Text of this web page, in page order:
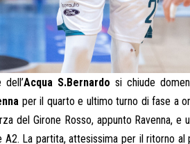
Acqua S.Bernardosi chiude
per il quarto e ultimo turno di fase a
del Girone Rosso, appunto Ravenna,
A2. La partita, attesissima per il ritorno